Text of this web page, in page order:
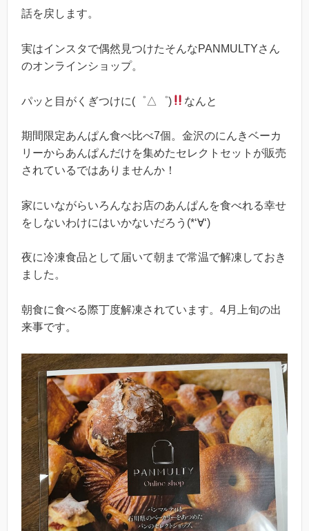
話を戻します。
実はインスタで偶然見つけたそんなPANMULTYさん
のオンラインショップ。
パッと目がくぎつけに(゜△゜) なんと
期間限定あんぱん食べ比べ7個。金沢のにんきベーカ
リーからあんぱんだけを集めたセレクトセットが販売
されているではありませんか！
家にいながらいろんなお店のあんぱんを食べれる幸せ
をしないわけにはいかないだろう(*‘∀‘)
夜に冷凍食品として届いて朝まで常温で解凍しておき
ました。
朝食に食べる際丁度解凍されています。4月上旬の出
来事です。